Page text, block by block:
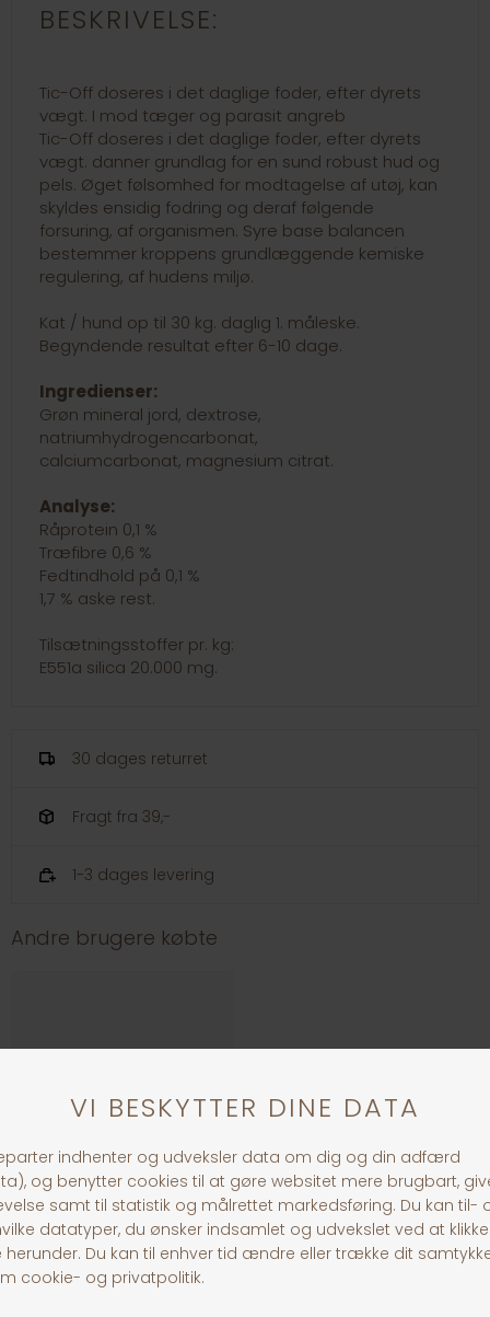
BESKRIVELSE:
Tic-Off doseres i det daglige foder, efter dyrets
vægt. I mod tæger og parasit angreb
Tic-Off doseres i det daglige foder, efter dyrets
vægt. danner grundlag for en sund robust hud og
pels. Øget følsomhed for modtagelse af utøj, kan
skyldes ensidig fodring og deraf følgende
forsuring, af organismen. Syre base balancen
bestemmer kroppens grundlæggende kemiske
regulering, af hudens miljø.
Kat / hund op til 30 kg. daglig 1. måleske.
Begyndende resultat efter 6-10 dage.
Ingredienser:
Grøn mineral jord, dextrose,
natriumhydrogencarbonat,
calciumcarbonat, magnesium citrat.
Analyse:
Råprotein 0,1 %
Træfibre 0,6 %
Fedtindhold på 0,1 %
1,7 % aske rest.
Tilsætningsstoffer pr. kg:
E551a silica 20.000 mg.
30 dages returret
Fragt fra 39,-
1-3 dages levering
Andre brugere købte